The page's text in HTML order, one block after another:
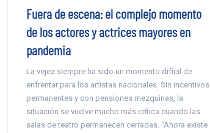
Fuera de escena: el complejo momento
de los actores y actrices mayores en
pandemia
La vejez siempre ha sido un momento difícil de
enfrentar para los artistas nacionales. Sin incentivos
permanentes y con pensiones mezquinas, la
situación se vuelve mucho más crítica cuando las
salas de teatro permanecen cerradas. “Ahora existe